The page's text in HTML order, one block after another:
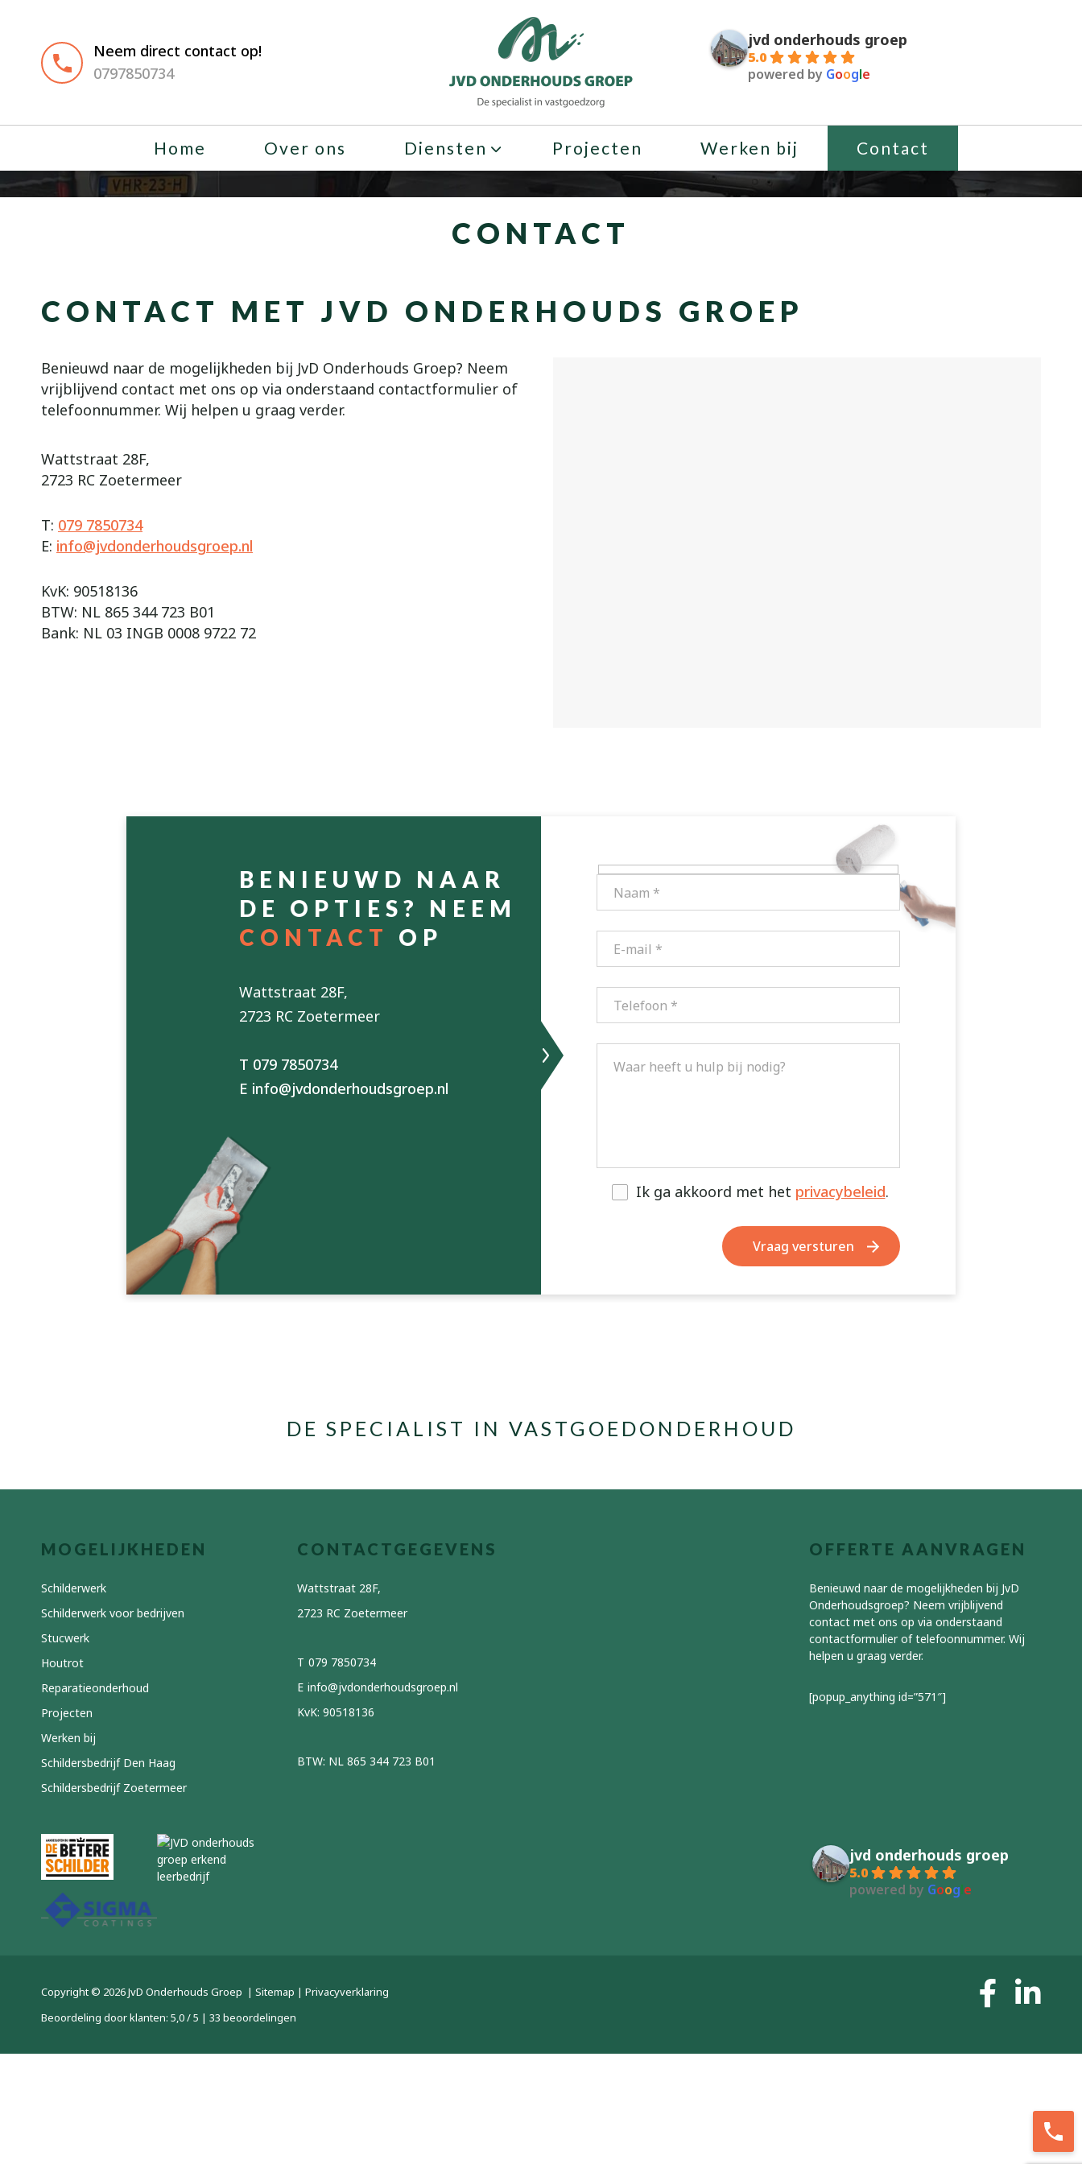
Neem direct contact op!
0797850734
jvd onderhouds groep
5.0
powered by Google
Home Over ons Diensten Projecten Werken bij Contact
CONTACT
CONTACT MET JVD ONDERHOUDS GROEP
Benieuwd naar de mogelijkheden bij JvD Onderhouds Groep? Neem
vrijblijvend contact met ons op via onderstaand contactformulier of
telefoonnummer. Wij helpen u graag verder.
Wattstraat 28F,
2723 RC Zoetermeer
T: 079 7850734
E: info@jvdonderhoudsgroep.nl
KvK: 90518136
BTW: NL 865 344 723 B01
Bank: NL 03 INGB 0008 9722 72
BENIEUWD NAAR
DE OPTIES? NEEM
CONTACT
OP
Wattstraat 28F,
2723 RC Zoetermeer
T 079 7850734
E info@jvdonderhoudsgroep.nl
Ik ga akkoord met het privacybeleid.
DE SPECIALIST IN VASTGOEDONDERHOUD
MOGELIJKHEDEN
Schilderwerk
Schilderwerk voor bedrijven
Stucwerk
Houtrot
Reparatieonderhoud
Projecten
Werken bij
Schildersbedrijf Den Haag
Schildersbedrijf Zoetermeer
CONTACTGEGEVENS
Wattstraat 28F,
2723 RC Zoetermeer
079 7850734
info@jvdonderhoudsgroep.nl
KvK: 90518136
BTW: NL 865 344 723 B01
OFFERTE AANVRAGEN
Benieuwd naar de mogelijkheden bij JvD
Onderhoudsgroep? Neem vrijblijvend
contact met ons op via onderstaand
contactformulier of telefoonnummer. Wij
helpen u graag verder.
[popup_anything id=”571″]
jvd onderhouds groep
5.0
powered by Google
Copyright © 2026JvD Onderhouds Groep | Sitemap | Privacyverklaring
Beoordeling door klanten: 5,0/5 | 33 beoordelingen